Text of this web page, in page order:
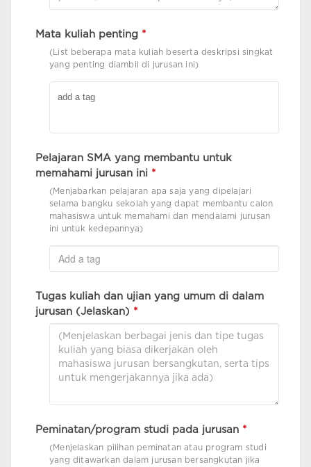
Mata kuliah penting *
(List beberapa mata kuliah beserta deskripsi singkat
yang penting diambil di jurusan ini)
Pelajaran SMA yang membantu untuk
memahami jurusan ini *
(Menjabarkan pelajaran apa saja yang dipelajari
selama bangku sekolah yang dapat membantu calon
mahasiswa untuk memahami dan mendalami jurusan
ini untuk kedepannya)
Tugas kuliah dan ujian yang umum di dalam
jurusan (Jelaskan) *
Peminatan/program studi pada jurusan *
(Menjelaskan pilihan peminatan atau program studi
yang ditawarkan dalam jurusan bersangkutan jika